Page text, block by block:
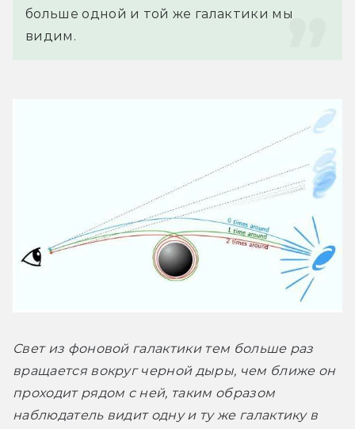
больше одной и той же галактики мы
видим.
Свет из фоновой галактики тем больше раз
вращается вокруг черной дыры, чем ближе он
проходит рядом с ней, таким образом
наблюдатель видит одну и ту же галактику в